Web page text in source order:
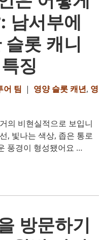
남서부에
롯 캐니
징
어 팀 | 영양 슬롯 캐년, 영
의 비현실적으로 보입니
, 빛나는 색상, 좁은 통로
풍경이 형성됐어요 …
방문하기